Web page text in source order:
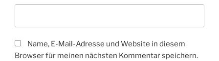
Name, E-Mail-Adresse und Website in diesem
Browser für meinen nächsten Kommentar speichern.